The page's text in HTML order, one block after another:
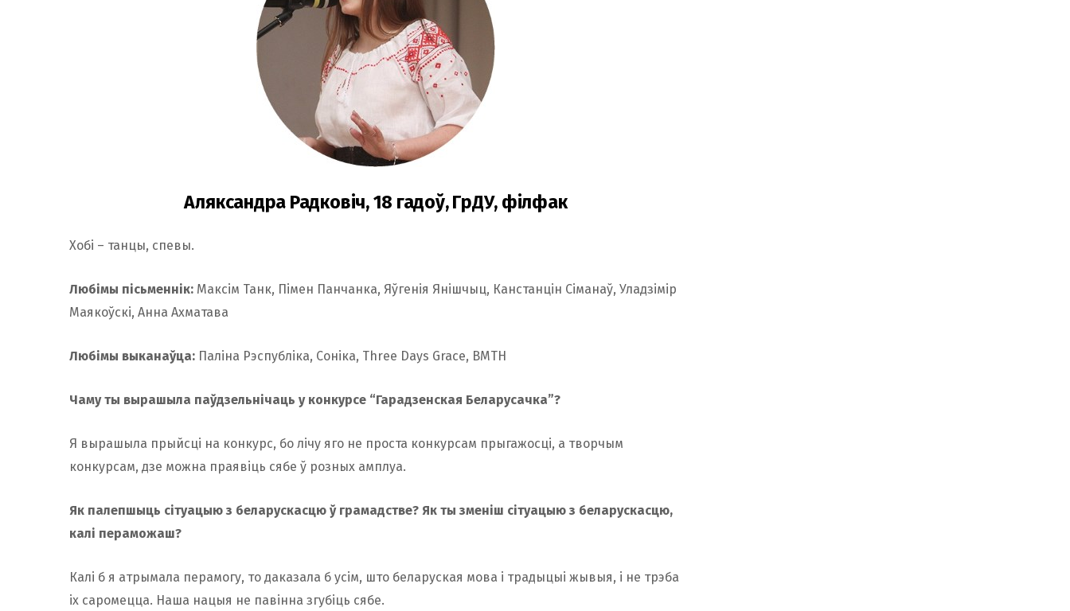
Аляксандра Радковіч, 18 гадоў, ГрДУ, філфак
Хобі – танцы, спевы.
Любімы пісьменнік: Максім Танк, Пімен Панчанка, Яўгенія Янішчыц, Канстанцін Сіманаў, Уладзімір
Маякоўскі, Анна Ахматава
Любімы выканаўца: Паліна Рэспубліка, Соніка, Тhree Days Grace, BMTH
Чаму ты вырашыла паўдзельнічаць у конкурсе “Гарадзенская Беларусачка”?
Я вырашыла прыйсці на конкурс, бо лічу яго не проста конкурсам прыгажосці, а творчым
конкурсам, дзе можна праявіць сябе ў розных амплуа.
Як палепшыць сітуацыю з беларускасцю ў грамадстве? Як ты зменіш сітуацыю з беларускасцю,
калі пераможаш?
Калі б я атрымала перамогу, то даказала б усім, што беларуская мова і традыцыі жывыя, і не трэба
іх саромецца. Наша нацыя не павінна згубіць сябе.